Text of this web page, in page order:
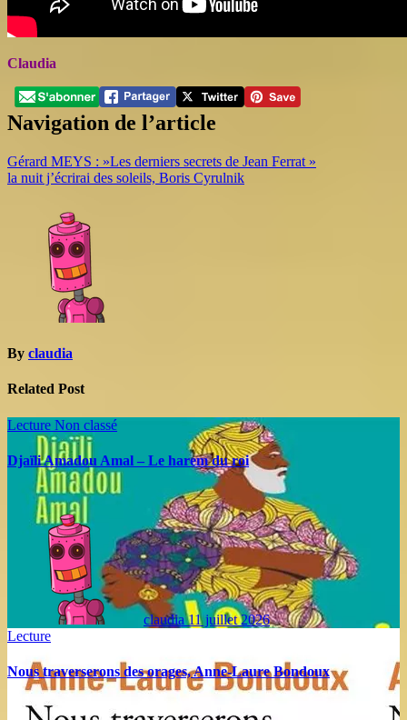
Claudia
Navigation de l’article
Gérard MEYS : »Les derniers secrets de Jean Ferrat »
la nuit j’écrirai des soleils, Boris Cyrulnik
By claudia
Related Post
Lecture Non classé
Djaïli Amadou Amal – Le harem du roi
claudia11 juillet 2026
Lecture
Nous traverserons des orages, Anne-Laure Bondoux